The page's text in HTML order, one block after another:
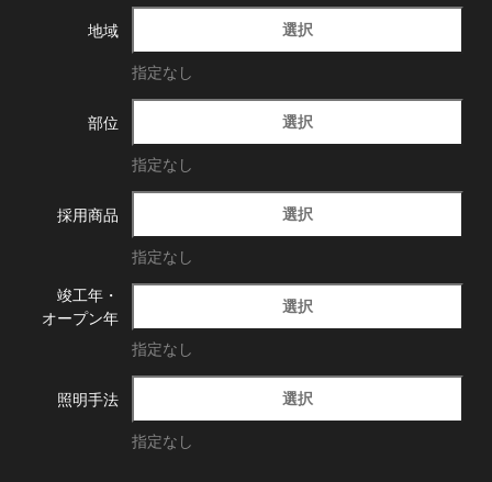
地域 選択
指定なし
部位 選択
指定なし
採用商品 選択
指定なし
竣工年・
オープン年
選択
指定なし
照明手法 選択
指定なし